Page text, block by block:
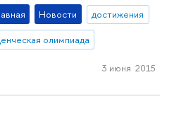
Новости
достижения
олимпиада
3 июня 2015